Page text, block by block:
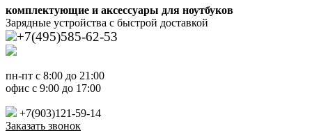
комплектующие и аксессуары для ноутбуков
Зарядные устройства с быстрой доставкой
+7(495)585-62-53
пн-пт с 8:00 до 21:00
офис с 9:00 до 17:00
+7(903)121-59-14
Заказать звонок